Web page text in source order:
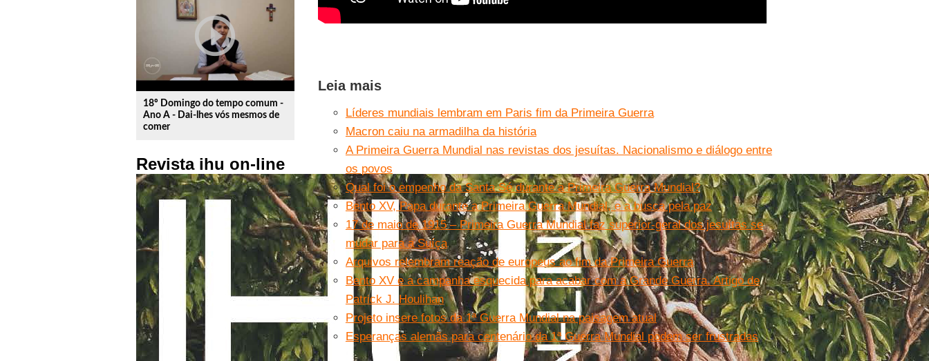
play_circle_outline
18º Domingo do tempo comum -
Ano A - Dai-lhes vós mesmos de
comer
Revista ihu on-line
Leia mais
Líderes mundiais lembram em Paris fim da Primeira Guerra
Macron caiu na armadilha da história
A Primeira Guerra Mundial nas revistas dos jesuítas. Nacionalismo e diálogo entre
os povos
Qual foi o empenho da Santa Sé durante a Primeira Guerra Mundial?
Bento XV, Papa durante a Primeira Guerra Mundial, e a busca pela paz
17 de maio de 1915 – Primeira Guerra Mundial faz superior-geral dos jesuítas se
mudar para a Suíça
Arquivos relembram reação de europeus ao fim da Primeira Guerra
Bento XV e a campanha esquecida para acabar com a Grande Guerra. Artigo de
Patrick J. Houlihan
Projeto insere fotos da 1ª Guerra Mundial na paisagem atual
Esperanças alemãs para centenário da 1ª Guerra Mundial podem ser frustradas